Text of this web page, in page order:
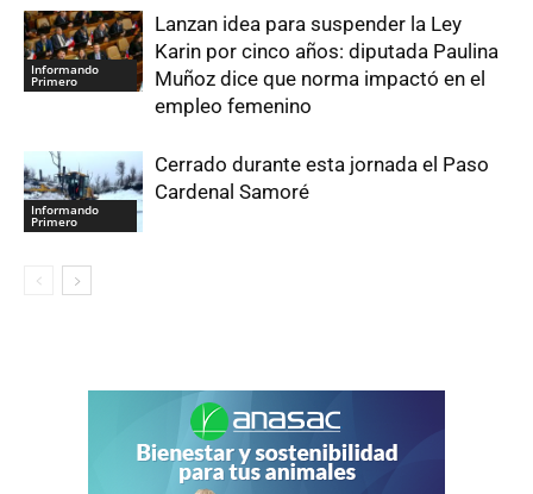
Informando
Primero
Lanzan idea para suspender la Ley
Karin por cinco años: diputada Paulina
Muñoz dice que norma impactó en el
empleo femenino
Informando
Primero
Cerrado durante esta jornada el Paso
Cardenal Samoré